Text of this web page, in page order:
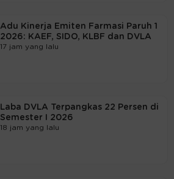
Adu Kinerja Emiten Farmasi Paruh 1
2026: KAEF, SIDO, KLBF dan DVLA
17 jam yang lalu
Laba DVLA Terpangkas 22 Persen di
Semester I 2026
18 jam yang lalu